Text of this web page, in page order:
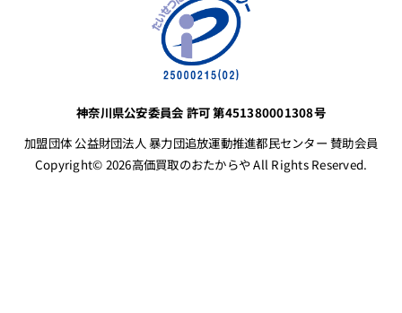
神奈川県公安委員会 許可 第451380001308号
加盟団体 公益財団法人 暴力団追放運動推進都民センター 賛助会員
Copyright© 2026高価買取のおたからや All Rights Reserved.